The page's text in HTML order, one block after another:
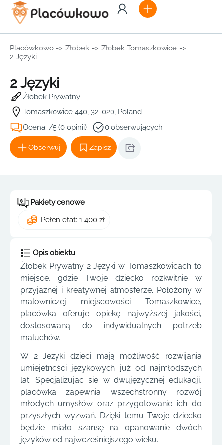
Placówkowo -> Żłobek -> Żłobek Tomaszkowice ->
2 Języki
2 Języki
Żłobek Prywatny
Tomaszkowice 440, 32-020, Poland
Ocena: /5 (0 opinii)
0 obserwujących
Obserwuj Zapisz
Pakiety cenowe
Pełen etat: 1 400 zł
Opis obiektu
Żłobek Prywatny 2 Języki w Tomaszkowicach to
miejsce, gdzie Twoje dziecko rozkwitnie w
przyjaznej i kreatywnej atmosferze. Położony w
malowniczej miejscowości Tomaszkowice,
placówka oferuje opiekę najwyższej jakości,
dostosowaną do indywidualnych potrzeb
maluchów.
W 2 Języki dzieci mają możliwość rozwijania
umiejętności językowych już od najmłodszych
lat. Specjalizując się w dwujęzycznej edukacji,
placówka zapewnia wszechstronny rozwój
młodych umysłów oraz przygotowanie ich do
przyszłych wyzwań. Dzięki temu Twoje dziecko
będzie miało szansę na opanowanie dwóch
języków od najwcześniejszego wieku.